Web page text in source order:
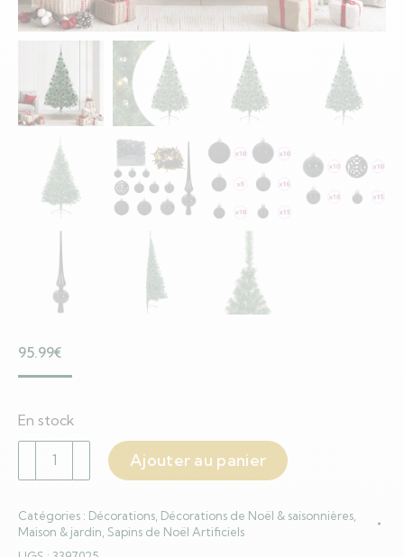
95.99€
En stock
quantité
de
Noël
Ajouter au panier
Catégories : Décorations Décorations de Noël & saisonnières
Maison & jardin Sapins de Noël Artificiels